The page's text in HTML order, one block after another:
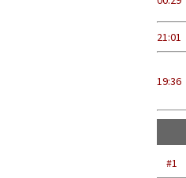
21:01
19:36
#1